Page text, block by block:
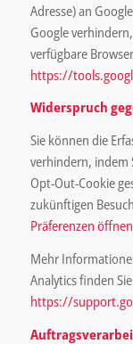
Adresse) an
Google
verfügbare
https://
Widerspruch
Sie können die
verhindern, indem
Opt-Out-Cookie
zukünftigen
Präferenzen öffnen
Mehr
Analytics finden
https://